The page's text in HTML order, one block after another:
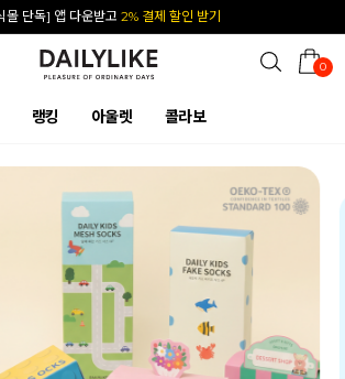
오 플친 추가하면1천원 즉시 할인 쿠폰
0
랭킹 아울렛 콜라보